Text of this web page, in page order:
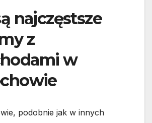
najczęstsze
z
w
podobnie jak w innych